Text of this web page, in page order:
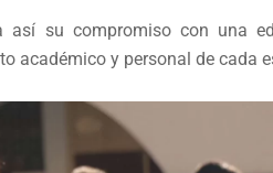
así su compromiso con una
académico y personal de cada